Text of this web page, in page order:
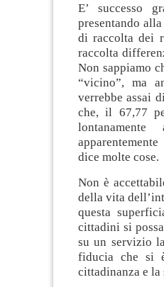
E’ successo
presentando
di raccolta dei
raccolta
Non sappiamo
“vicino”, ma
verrebbe assai
che, il 67,77
dice molte cose.
Non è
della vita
questa
cittadini si
su un servizio
fiducia che si
cittadinanza e la